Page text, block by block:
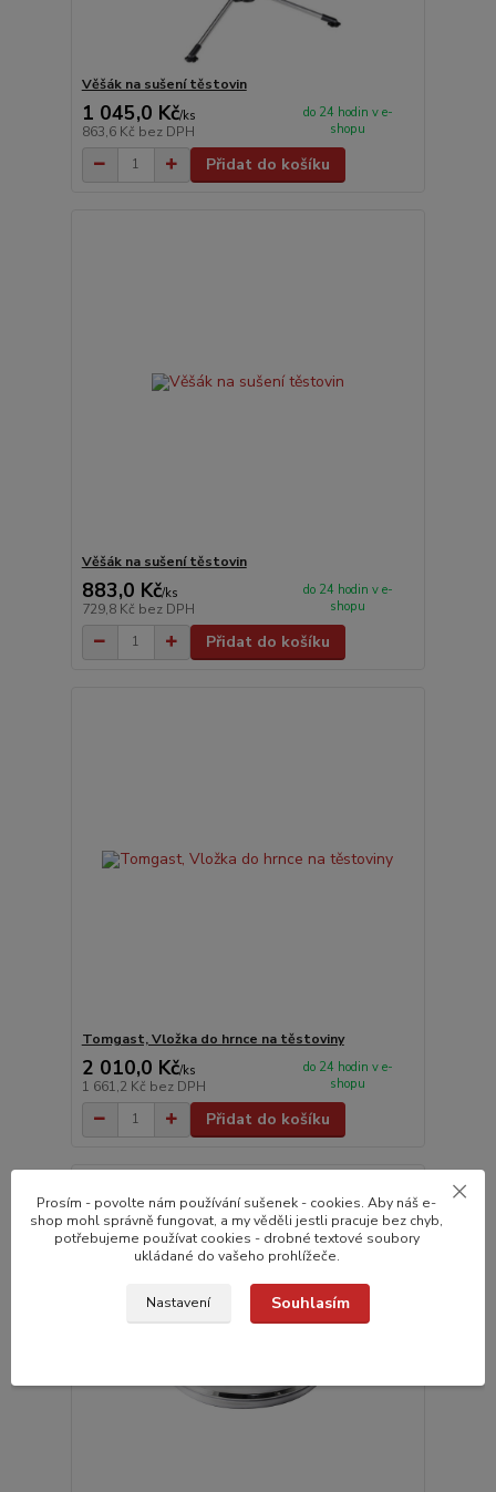
Věšák na sušení těstovin
1 045,0 Kč/ks
863,6 Kč bez DPH
do 24 hodin v e-
shopu
Přidat do košíku
Věšák na sušení těstovin
883,0 Kč/ks
729,8 Kč bez DPH
do 24 hodin v e-
shopu
Přidat do košíku
Tomgast, Vložka do hrnce na těstoviny
2 010,0 Kč/ks
1 661,2 Kč bez DPH
do 24 hodin v e-
shopu
Přidat do košíku
Prosím - povolte nám používání sušenek - cookies. Aby náš e-
shop mohl správně fungovat, a my věděli jestli pracuje bez chyb,
potřebujeme používat cookies - drobné textové soubory
ukládané do vašeho prohlížeče.
Nastavení Souhlasím